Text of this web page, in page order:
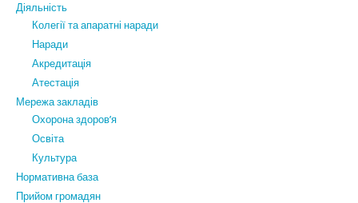
Діяльність
Колегії та апаратні наради
Наради
Акредитація
Атестація
Мережа закладів
Охорона здоров’я
Освіта
Культура
Нормативна база
Прийом громадян